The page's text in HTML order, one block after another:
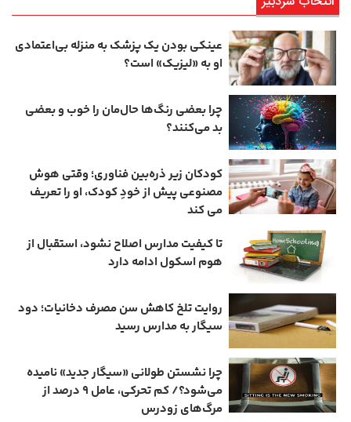
عینکی‌ بودن یک پزشک به منزله بی‌اعتمادی
او به «لیزیک» است؟
چرا بعضی رنگ‌ها حال‌مان را خوب و بعضی
بد می‌کنند؟
کودکان زیر ذره‌بین فناوری؛ وقتی هوش
مصنوعی پیش از خودِ کودک، او را تعریف
می ‌کند
تا کیفیت مدارس اصلاح نشود، استقبال از
هوم ‌اسکول ادامه دارد
روایت تلخ کاهش سن مصرف دخانیات؛ دود
سیگار به مدارس رسید
چرا نشستن طولانی «سیگار جدید» نامیده
می‌شود؟/ کم‌ تحرکی، عامل ۹ درصد از
مرگ‌های زودرس